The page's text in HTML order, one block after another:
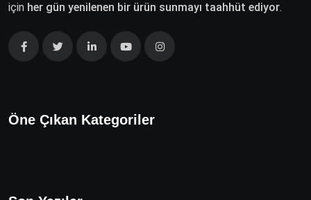
için her gün yenilenen bir ürün sunmayı taahhüt ediyor.
Öne Çıkan Kategoriler